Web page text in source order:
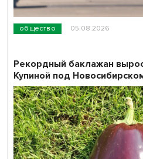
общество 05.08.2026
Рекордный баклажан
Купиной под